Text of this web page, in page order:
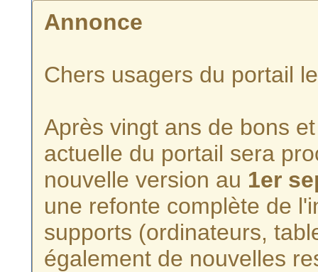
Annonce
Chers usagers du portail
Après vingt ans de bons
actuelle du portail sera
nouvelle version au 1er
une refonte complète de
supports (ordinateurs,
également de nouvelles